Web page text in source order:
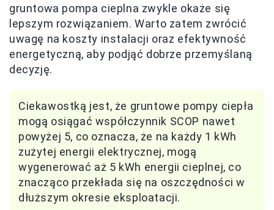
gruntowa pompa cieplna zwykle okaże się
lepszym rozwiązaniem. Warto zatem zwrócić
uwagę na koszty instalacji oraz efektywność
energetyczną, aby podjąć dobrze przemyślaną
decyzję.
Ciekawostką jest, że gruntowe pompy ciepła
mogą osiągać współczynnik SCOP nawet
powyżej 5, co oznacza, że na każdy 1 kWh
zużytej energii elektrycznej, mogą
wygenerować aż 5 kWh energii cieplnej, co
znacząco przekłada się na oszczędności w
dłuższym okresie eksploatacji.